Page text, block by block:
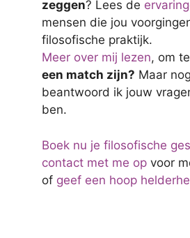
zeggen? Lees de
mensen die jou
filosofische praktijk.
Meer over mij lezen, om te
een match zijn? Maar
beantwoord ik jouw
ben.
Boek nu je filosofische
contact met me op voor
of geef een hoop